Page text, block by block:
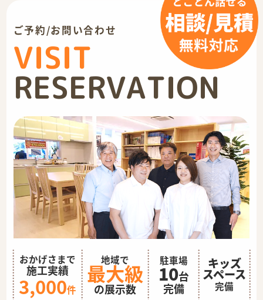
ご予約/お問い合わせ
VISIT
RESERVATION
おかげさまで
施工実績
3,000件
地域で
最大級
の展示数
駐車場
10台
完備
キッズ
スペース
完備